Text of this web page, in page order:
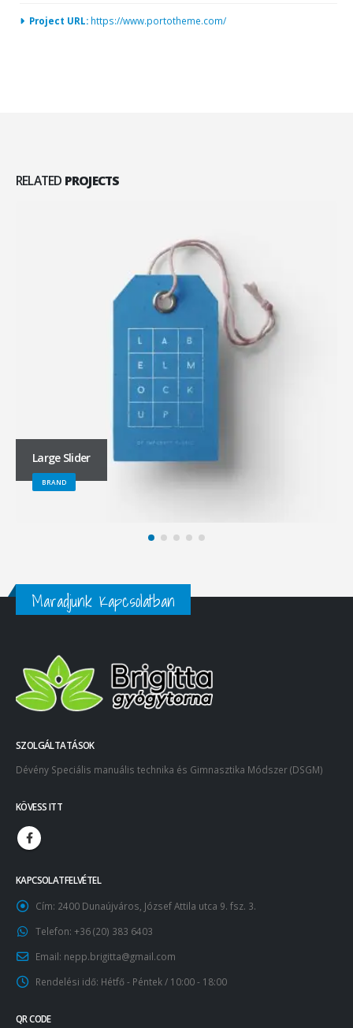
Project URL: https://www.portotheme.com/
RELATED PROJECTS
Large Slider
BRAND
Maradjunk Kapcsolatban
SZOLGÁLTATÁSOK
Dévény Speciális manuális technika és Gimnasztika Módszer (DSGM)
KÖVESS ITT
KAPCSOLATFELVÉTEL
Cím: 2400 Dunaújváros, József Attila utca 9. fsz. 3.
Telefon: +36 (20) 383 6403
Email: nepp.brigitta@gmail.com
Rendelési idő: Hétfő - Péntek / 10:00 - 18:00
QR CODE